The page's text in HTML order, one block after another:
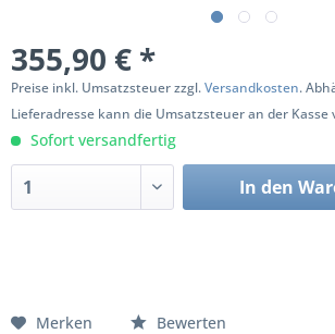
355,90 € *
Preise inkl. Umsatzsteuer zzgl.Versandkosten.
Lieferadresse kann die Umsatzsteuer an der Kasse
Sofort versandfertig
In den
Merken Bewerten